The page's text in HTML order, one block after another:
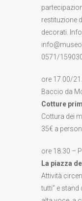
restituzione
decorati.
0571/
ore 17.00/
Baccio da
Cotture
Cottura dei
35€ a
ore 18.30 –
La piazza
Attività
tutti” e stand